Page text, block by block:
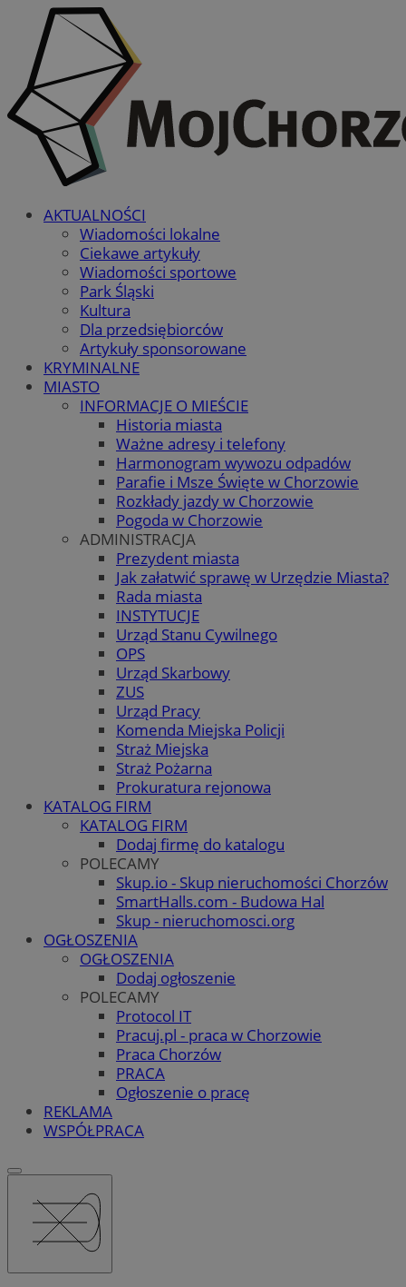
AKTUALNOŚCI
Wiadomości lokalne
Ciekawe artykuły
Wiadomości sportowe
Park Śląski
Kultura
Dla przedsiębiorców
Artykuły sponsorowane
KRYMINALNE
MIASTO
INFORMACJE O MIEŚCIE
Historia miasta
Ważne adresy i telefony
Harmonogram wywozu odpadów
Parafie i Msze Święte w Chorzowie
Rozkłady jazdy w Chorzowie
Pogoda w Chorzowie
ADMINISTRACJA
Prezydent miasta
Jak załatwić sprawę w Urzędzie Miasta?
Rada miasta
INSTYTUCJE
Urząd Stanu Cywilnego
OPS
Urząd Skarbowy
ZUS
Urząd Pracy
Komenda Miejska Policji
Straż Miejska
Straż Pożarna
Prokuratura rejonowa
KATALOG FIRM
KATALOG FIRM
Dodaj firmę do katalogu
POLECAMY
Skup.io - Skup nieruchomości Chorzów
SmartHalls.com - Budowa Hal
Skup - nieruchomosci.org
OGŁOSZENIA
OGŁOSZENIA
Dodaj ogłoszenie
POLECAMY
Protocol IT
Pracuj.pl - praca w Chorzowie
Praca Chorzów
PRACA
Ogłoszenie o pracę
REKLAMA
WSPÓŁPRACA